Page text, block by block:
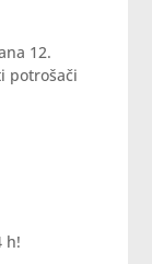
12.
potrošači
h!